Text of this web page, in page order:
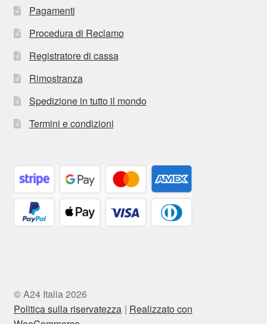
Pagamenti
Procedura di Reclamo
Registratore di cassa
Rimostranza
Spedizione in tutto il mondo
Termini e condizioni
© A24 Italia 2026
Politica sulla riservatezza
Realizzato con